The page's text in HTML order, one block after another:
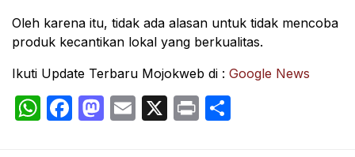
Oleh karena itu, tidak ada alasan untuk tidak mencoba
produk kecantikan lokal yang berkualitas.
Ikuti Update Terbaru Mojokweb di : Google News
WhatsApp
Facebook
Mastodon
Email
X Print